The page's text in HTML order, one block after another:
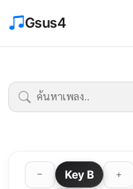
Gsus4
Key B